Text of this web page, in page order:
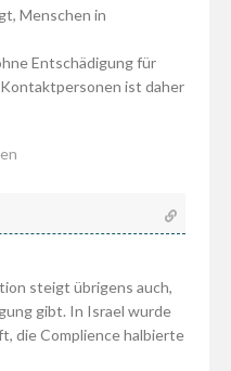
Menschen in
Entschädigung für
ist daher
steigt übrigens auch,
gibt. In Israel wurde
die Complience halbierte